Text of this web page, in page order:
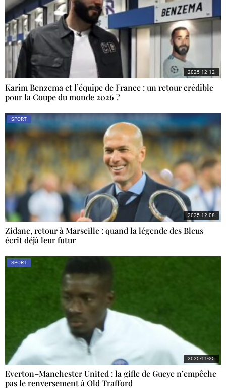
Karim Benzema et l’équipe de France : un retour crédible
pour la Coupe du monde 2026 ?
2025-12-12
SPORT
Zidane, retour à Marseille : quand la légende des Bleus
écrit déjà leur futur
2025-12-08
SPORT
Everton–Manchester United : la gifle de Gueye n’empêche
pas le renversement à Old Trafford
2025-11-25